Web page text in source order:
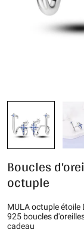
Boucles
octuple
MULA octuple étoile
925 boucles
cadeau